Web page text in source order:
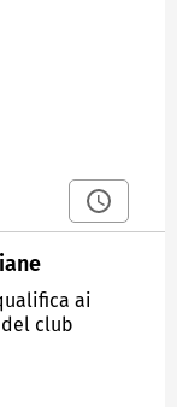
ai
club